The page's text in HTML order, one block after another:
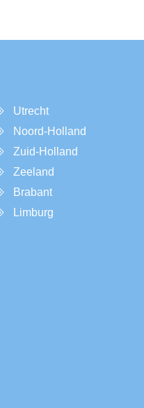
Utrecht
Noord-Holland
Zuid-Holland
Zeeland
Brabant
Limburg